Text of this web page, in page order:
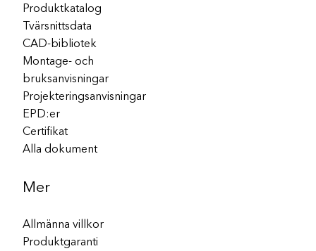
Produktkatalog
Tvärsnittsdata
CAD-bibliotek
Montage- och
bruksanvisningar
Projekteringsanvisningar
EPD:er
Certifikat
Alla dokument
Mer
Allmänna villkor
Produktgaranti